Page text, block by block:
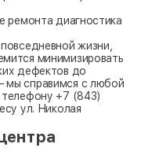
ремонта диагностика
жизни,
минимизировать
дефектов до
мы справимся с любой
телефону +7 (843)
ул. Николая